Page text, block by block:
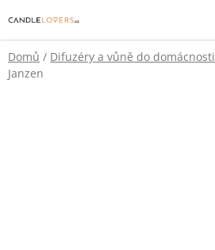
na
obsah
Domů / Difuzéry a vůně do domácnosti
Janzen